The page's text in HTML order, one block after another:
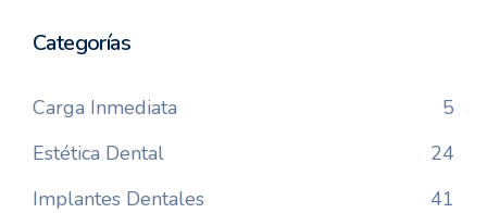
Categorías
Carga Inmediata
5
Estética Dental
24
Implantes Dentales
41